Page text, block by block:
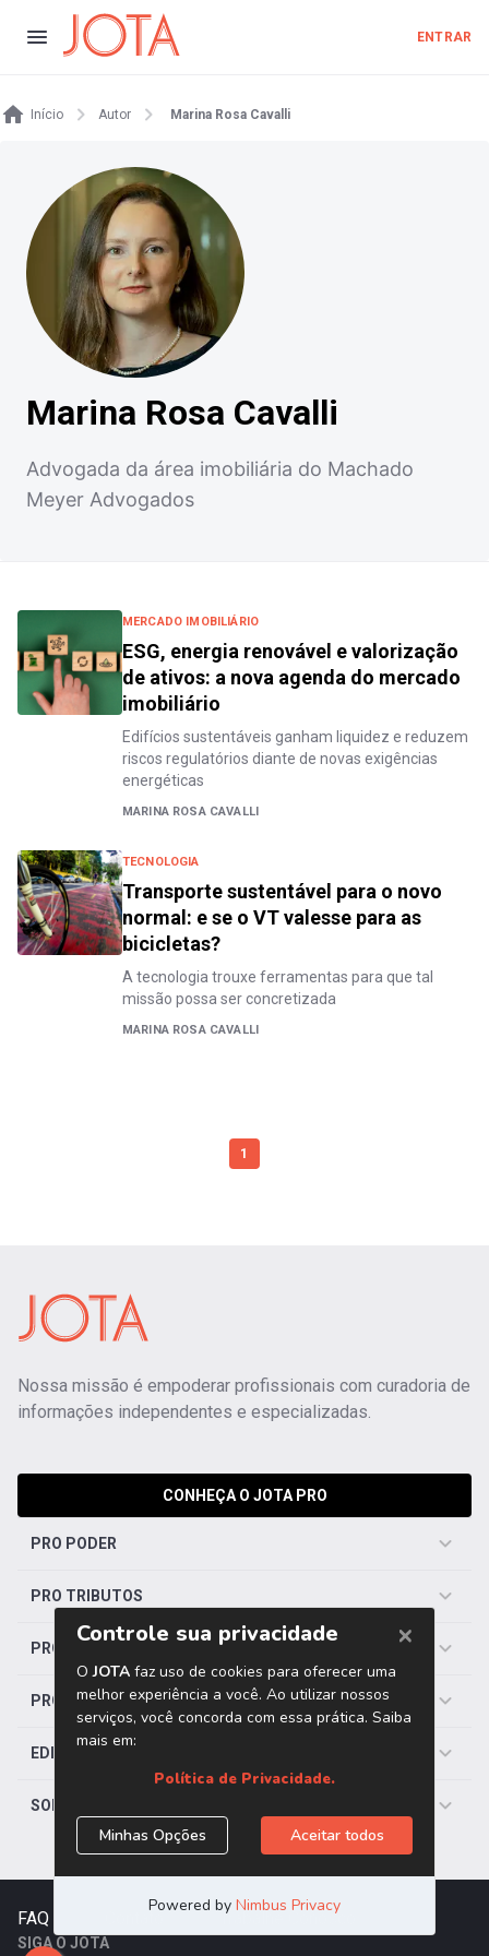
ENTRAR
Início Autor Marina Rosa Cavalli
Marina Rosa Cavalli
Advogada da área imobiliária do Machado
Meyer Advogados
MERCADO IMOBILIÁRIO
ESG, energia renovável e valorização
de ativos: a nova agenda do mercado
imobiliário
Edifícios sustentáveis ganham liquidez e reduzem
riscos regulatórios diante de novas exigências
energéticas
MARINA ROSA CAVALLI
TECNOLOGIA
Transporte sustentável para o novo
normal: e se o VT valesse para as
bicicletas?
A tecnologia trouxe ferramentas para que tal
missão possa ser concretizada
MARINA ROSA CAVALLI
1
Nossa missão é empoderar profissionais com curadoria de
informações independentes e especializadas.
CONHEÇA O JOTA PRO
PRO PODER
PRO TRIBUTOS
PRO TRABALHISTA
PRO SAÚDE
EDITORIAS
SOBRE O JOTA
FAQ Trabalhe Conosco
SIGA O JOTA